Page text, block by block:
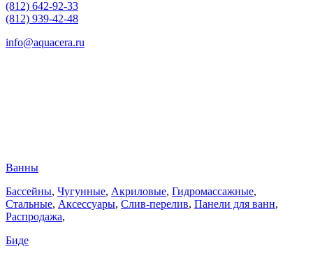
(812) 642-92-33
(812) 939-42-48
info@aquacera.ru
Ванны
Бассейны, Чугунные, Акриловые, Гидромассажные,
Стальные, Аксессуары, Слив-перелив, Панели для ванн,
Распродажа,
Биде